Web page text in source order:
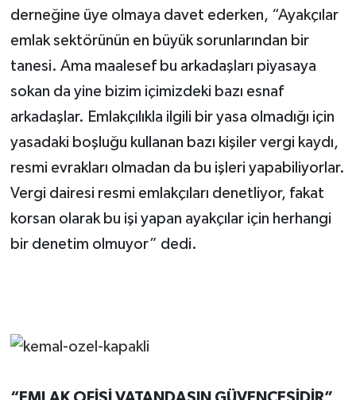
derneğine üye olmaya davet ederken, “Ayakçılar
emlak sektörünün en büyük sorunlarından bir
tanesi. Ama maalesef bu arkadaşları piyasaya
sokan da yine bizim içimizdeki bazı esnaf
arkadaşlar. Emlakçılıkla ilgili bir yasa olmadığı için
yasadaki boşluğu kullanan bazı kişiler vergi kaydı,
resmi evrakları olmadan da bu işleri yapabiliyorlar.
Vergi dairesi resmi emlakçıları denetliyor, fakat
korsan olarak bu işi yapan ayakçılar için herhangi
bir denetim olmuyor” dedi.